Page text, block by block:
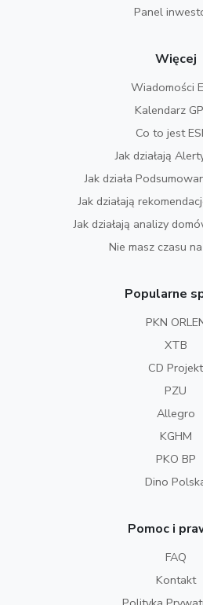
Panel
Więcej
Wiadomości
Kalendarz
Co to jest
Jak działają
Jak działa
Jak działają
Jak działają analizy
Nie masz czasu
Popularne
PKN
XTB
CD Projekt
PZU
Allegro
KGHM
PKO BP
Dino
Pomoc i
FAQ
Kontakt